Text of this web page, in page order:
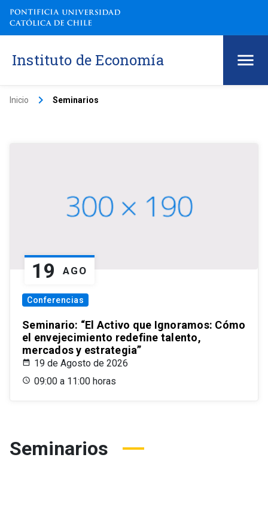
Instituto de Economía
Inicio keyboard_arrow_right Seminarios
19 AGO
Conferencias
Seminario: “El Activo que Ignoramos: Cómo
el envejecimiento redefine talento,
mercados y estrategia”
19 de Agosto de 2026
09:00 a 11:00 horas
Seminarios